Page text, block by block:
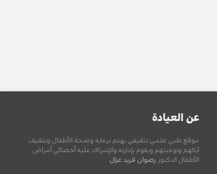
عن العيادة
موقع طبي علمي تثقيفي يهتم برعاية وصحة الأطفال وتثقيف
آبائهم وتوعيتهم ويقوم بإدارته والإشراف عليه أخصائي أمراض
الأطفال الدكتور رضوان فريد غزال